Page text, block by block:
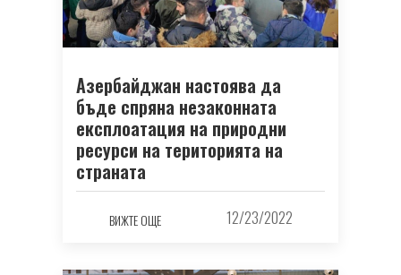
Азербайджан настоява да
бъде спряна незаконната
експлоатация на природни
ресурси на територията на
страната
ВИЖТЕ ОЩЕ 12/23/2022